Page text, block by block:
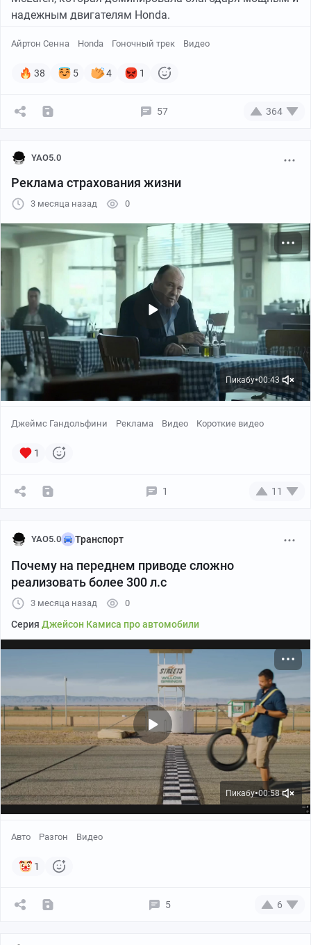
надежным двигателям Honda.
Айртон Сенна Honda Гоночный трек Видео
38 5 4 1
57 364
YAO5.0
Реклама страхования жизни
3 месяца назад 0
Пикабу●00:43
Джеймс Гандольфини Реклама Видео Короткие видео
1
1 11
YAO5.0 Транспорт
Почему на переднем приводе сложно
реализовать более 300 л.с
3 месяца назад 0
Серия Джейсон Камиса про автомобили
Пикабу●00:58
Авто Разгон Видео
1
5 6